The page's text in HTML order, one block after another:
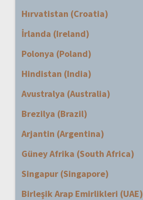
Hırvatistan (Croatia)
İrlanda (Ireland)
Polonya (Poland)
Hindistan (India)
Avustralya (Australia)
Brezilya (Brazil)
Arjantin (Argentina)
Güney Afrika (South Africa)
Singapur (Singapore)
Birleşik Arap Emirlikleri (UAE)